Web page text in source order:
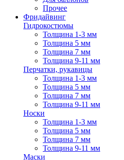
Прочее
Фридайвинг
Гидрокостюмы
Толщина 1-3 мм
Толщина 5 мм
Толщина 7 мм
Толщина 9-11 мм
Перчатки, рукавицы
Толщина 1-3 мм
Толщина 5 мм
Толщина 7 мм
Толщина 9-11 мм
Носки
Толщина 1-3 мм
Толщина 5 мм
Толщина 7 мм
Толщина 9-11 мм
Маски